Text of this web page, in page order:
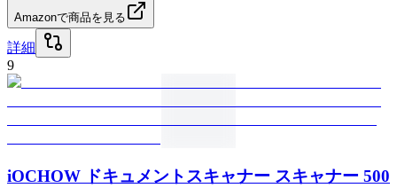
Amazonで商品を見る
詳細
9
iOCHOW ドキュメントスキャナー スキャナー 500